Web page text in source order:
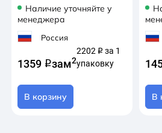
Наличие уточняйте у
менеджера
Россия
1359 qзам2
2202 q за 1
упаковку
В корзину В